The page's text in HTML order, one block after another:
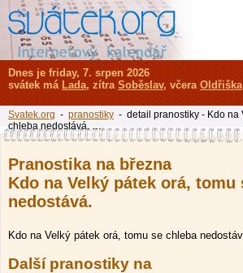
Pranostika na března
Kdo na Velký pátek orá, tomu
nedostává.
Kdo na Velký pátek orá, tomu se chleba
Další pranostiky na
Dnes je friday, 7. srpen 2026
svátek má Lada, zítra Soběslav, včera Oldřiška
Svatek.org - pranostiky - detail pranostiky - Kdo na
chleba nedostává. …